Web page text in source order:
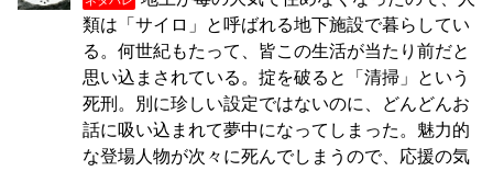
類は「サイロ」と呼ばれる地下施設で暮らしてい
る。何世紀もたって、皆この生活が当たり前だと
思い込まされている。掟を破ると「清掃」という
死刑。別に珍しい設定ではないのに、どんどんお
話に吸い込まれて夢中になってしまった。魅力的
な登場人物が次々に死んでしまうので、応援の気